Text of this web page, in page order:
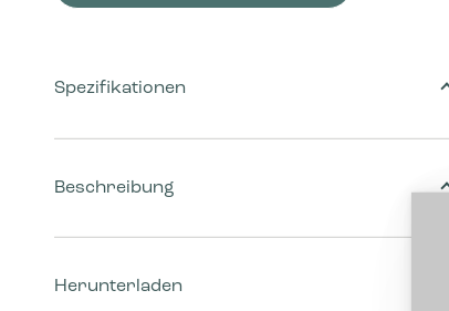
Beschreibung
Herunterladen
Spezifikationen